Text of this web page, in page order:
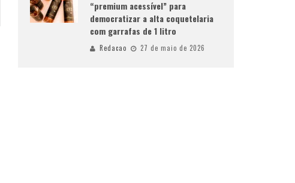
“premium acessível” para
democratizar a alta coquetelaria
com garrafas de 1 litro
Redacao 27 de maio de 2026